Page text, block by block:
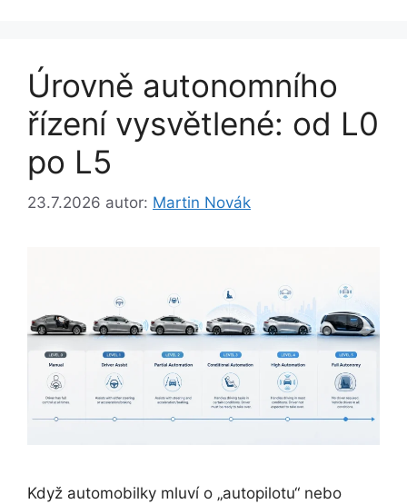
Úrovně autonomního
řízení vysvětlené: od L0
po L5
23.7.2026 autor: Martin Novák
Když automobilky mluví o „autopilotu“ nebo